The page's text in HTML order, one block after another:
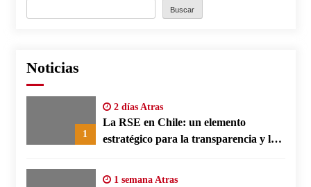
Buscar
Noticias
1
2 días Atras
La RSE en Chile: un elemento
estratégico para la transparencia y la
1 semana Atras